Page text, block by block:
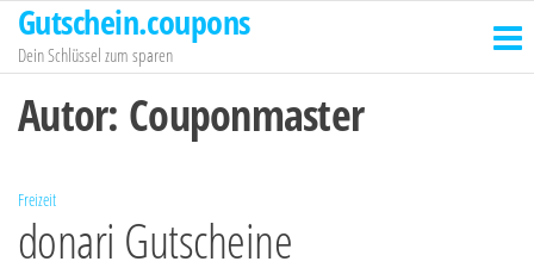
Zum
Inhalt
springen
Gutschein.coupons
Dein Schlüssel zum sparen
Autor: Couponmaster
Freizeit
donari Gutscheine